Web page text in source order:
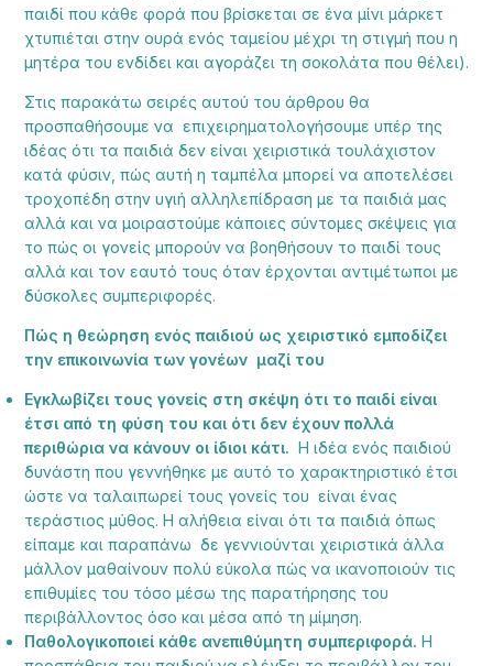
παιδί που κάθε φορά που βρίσκεται σε ένα μίνι μάρκετ
χτυπιέται στην ουρά ενός ταμείου μέχρι τη στιγμή που η
μητέρα του ενδίδει και αγοράζει τη σοκολάτα που θέλει).
Στις παρακάτω σειρές αυτού του άρθρου θα
προσπαθήσουμε να επιχειρηματολογήσουμε υπέρ της
ιδέας ότι τα παιδιά δεν είναι χειριστικά τουλάχιστον
κατά φύσιν, πώς αυτή η ταμπέλα μπορεί να αποτελέσει
τροχοπέδη στην υγιή αλληλεπίδραση με τα παιδιά μας
αλλά και να μοιραστούμε κάποιες σύντομες σκέψεις για
το πώς οι γονείς μπορούν να βοηθήσουν το παιδί τους
αλλά και τον εαυτό τους όταν έρχονται αντιμέτωποι με
δύσκολες συμπεριφορές.
Πώς η θεώρηση ενός παιδιού ως χειριστικό εμποδίζει
την επικοινωνία των γονέων μαζί του
Εγκλωβίζει τους γονείς στη σκέψη ότι το παιδί είναι
έτσι από τη φύση του και ότι δεν έχουν πολλά
περιθώρια να κάνουν οι ίδιοι κάτι. Η ιδέα ενός παιδιού
δυνάστη που γεννήθηκε με αυτό το χαρακτηριστικό έτσι
ώστε να ταλαιπωρεί τους γονείς του είναι ένας
τεράστιος μύθος. Η αλήθεια είναι ότι τα παιδιά όπως
είπαμε και παραπάνω δε γεννιούνται χειριστικά άλλα
μάλλον μαθαίνουν πολύ εύκολα πώς να ικανοποιούν τις
επιθυμίες του τόσο μέσω της παρατήρησης του
περιβάλλοντος όσο και μέσα από τη μίμηση.
Παθολογικοποιεί κάθε ανεπιθύμητη συμπεριφορά. Η